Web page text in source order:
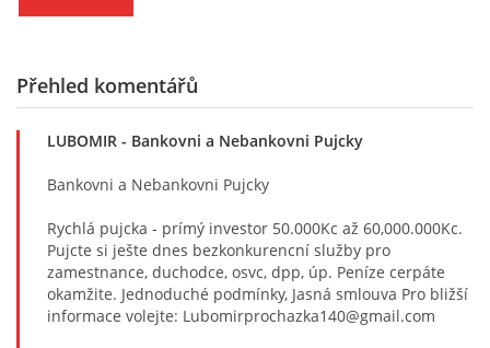
Přehled komentářů
LUBOMIR - Bankovni a Nebankovni Pujcky
Bankovni a Nebankovni Pujcky
Rychlá pujcka - prímý investor 50.000Kc až 60,000.000Kc.
Pujcte si ješte dnes bezkonkurencní služby pro
zamestnance, duchodce, osvc, dpp, úp. Peníze cerpáte
okamžite. Jednoduché podmínky, Jasná smlouva Pro bližší
informace volejte: Lubomirprochazka140@gmail.com